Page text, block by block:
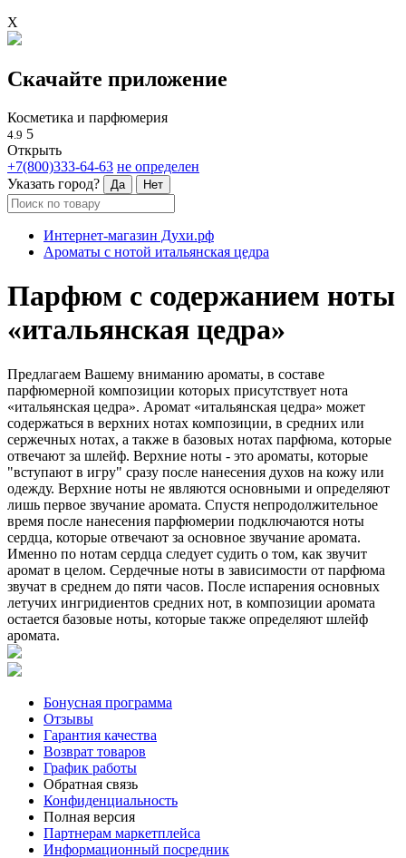
X
Скачайте приложение
Косметика и парфюмерия
4.9 5
Открыть
+7(800)333-64-63 не определен
Указать город?
Да Нет
Интернет-магазин Духи.рф
Ароматы с нотой итальянская цедра
Парфюм с содержанием ноты
«итальянская цедра»
Предлагаем Вашему вниманию ароматы, в составе
парфюмерной композиции которых присутствует нота
«итальянская цедра». Аромат «итальянская цедра» может
содержаться в верхних нотах композиции, в средних или
сержечных нотах, а также в базовых нотах парфюма, которые
отвечают за шлейф. Верхние ноты - это ароматы, которые
"вступают в игру" сразу после нанесения духов на кожу или
одежду. Верхние ноты не являются основными и определяют
лишь первое звучание аромата. Спустя непродолжительное
время после нанесения парфюмерии подключаются ноты
сердца, которые отвечают за основное звучание аромата.
Именно по нотам сердца следует судить о том, как звучит
аромат в целом. Сердечные ноты в зависимости от парфюма
звучат в среднем до пяти часов. После испарения основных
летучих ингридиентов средних нот, в композиции аромата
остается базовые ноты, которые также определяют шлейф
аромата.
Бонусная программа
Отзывы
Гарантия качества
Возврат товаров
График работы
Обратная связь
Конфиденциальность
Полная версия
Партнерам маркетплейса
Информационный посредник